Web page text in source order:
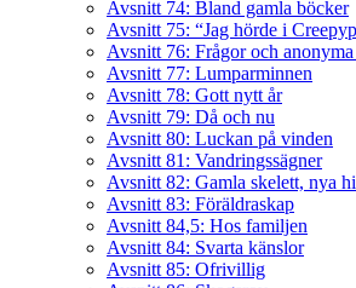
Avsnitt 74: Bland gamla böcker
Avsnitt 75: “Jag hörde i
Avsnitt 76: Frågor och
Avsnitt 77: Lumparminnen
Avsnitt 78: Gott nytt år
Avsnitt 79: Då och nu
Avsnitt 80: Luckan på vinden
Avsnitt 81: Vandringssägner
Avsnitt 82: Gamla skelett, nya
Avsnitt 83: Föräldraskap
Avsnitt 84,5: Hos familjen
Avsnitt 84: Svarta känslor
Avsnitt 85: Ofrivillig